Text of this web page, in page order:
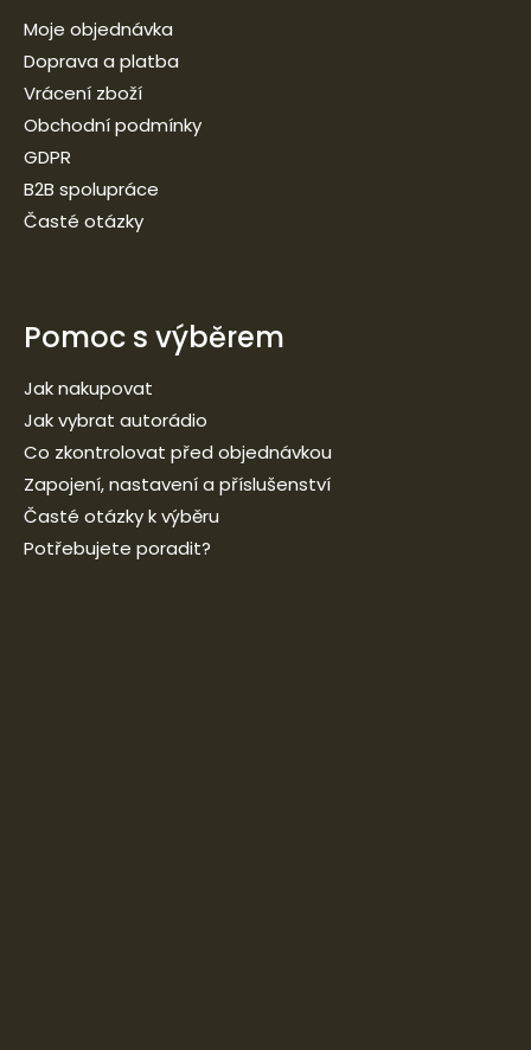
Moje objednávka
Doprava a platba
Vrácení zboží
Obchodní podmínky
GDPR
B2B spolupráce
Časté otázky
Pomoc s výběrem
Jak nakupovat
Jak vybrat autorádio
Co zkontrolovat před objednávkou
Zapojení, nastavení a příslušenství
Časté otázky k výběru
Potřebujete poradit?